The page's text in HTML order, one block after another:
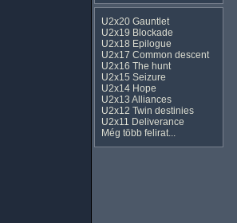
U2x20 Gauntlet
U2x19 Blockade
U2x18 Epilogue
U2x17 Common descent
U2x16 The hunt
U2x15 Seizure
U2x14 Hope
U2x13 Alliances
U2x12 Twin destinies
U2x11 Deliverance
Még több felirat...